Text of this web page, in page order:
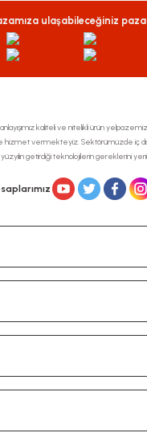
ulaşabileceğiniz
kaliteli ve nitelikli ürün
hizmet vermekteyiz. Sektörümüzde iç dış
getirdiği teknolojilerin gereklerini